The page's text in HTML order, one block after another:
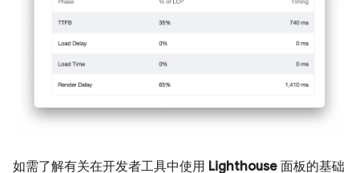
如需了解有关在开发者工具中使用 Lighthouse 面板的基础